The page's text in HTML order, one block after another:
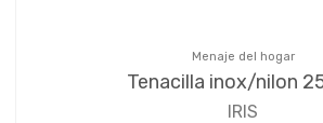
Menaje del hogar
Tenacilla inox/nilon
IRIS